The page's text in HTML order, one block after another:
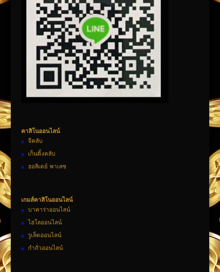
คาสิโนออนไลน์
จีคลับ
เก็นติ้งคลับ
ฮอลิเดย์ พาเลซ
เกมส์คาสิโนออนไลน์
บาคาร่าออนไลน์
ไฮโลออนไลน์
รูเล็ตออนไลน์
กำถั่วออนไลน์